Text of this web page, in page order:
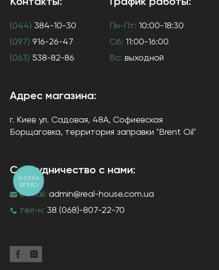
(044) 384-10-30
(097) 916-26-47
(063) 538-82-86
Пн-Пт: 10:00-18:30
Сб: 11:00-16:00
Вс: выходной
Адрес магазина:
г. Киев ул. Садовая, 48А, Софиевская
Борщаговка, территория заправки "Brent Oil"
Сотрудничество с нами:
e-mail: admin@real-house.com.ua
тел-н: 38 (068)-807-22-70
КНОПКА
ЗВ'ЯЗКУ